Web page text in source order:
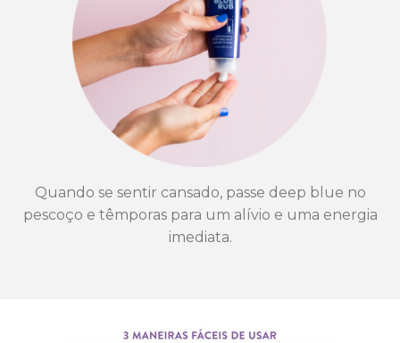
Quando se sentir cansado, passe deep blue no
pescoço e têmporas para um alívio e uma energia
imediata.